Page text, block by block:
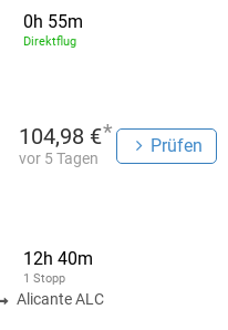
0h 55m
Direktflug
104,98 €*
vor 5 Tagen
Prüfen
12h 40m
1 Stopp
Alicante ALC